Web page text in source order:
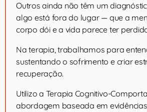
Outros ainda não têm um
algo está fora do lugar — que a
corpo dói e a vida parece ter
Na terapia, trabalhamos para
sustentando o sofrimento e criar
recuperação.
Utilizo a Terapia Cognitivo-
abordagem baseada em